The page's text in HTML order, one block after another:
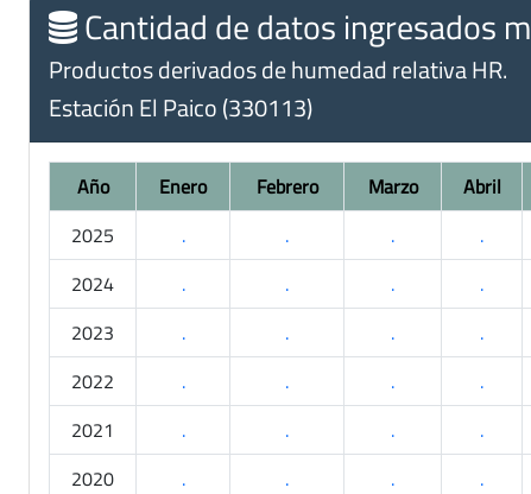
Cantidad de datos ingresados
Productos derivados de humedad relativa HR.
Estación El Paico (330113)
Año Enero Febrero Marzo Abril
2025
. . . .
2024
. . . .
2023
. . . .
2022
. . . .
2021
. . . .
2020
. . . .